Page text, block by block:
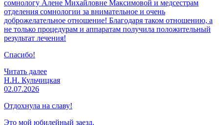
сомнологу Алене Михайловне Максимовой и медсестрам
отделения сомнологии за внимательное и очень
доброжелательное отношение! Благодаря таком отношению, а
не только процедурам и аппаратам получила положительный
результат лечения!
Спасибо!
Читать далее
Н.Н. Кульчицкая
02.07.2026
Отдохнула на славу!
Это мой юбилейный заезд.